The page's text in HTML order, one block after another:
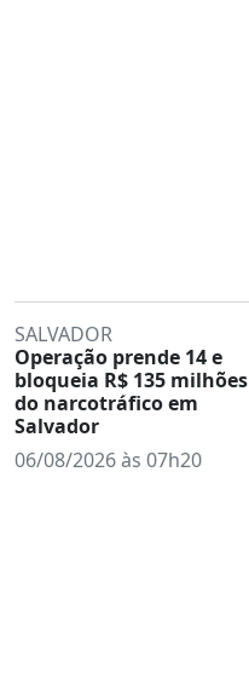
SALVADOR
Operação prende 14 e
bloqueia R$ 135 milhões
do narcotráfico em
Salvador
06/08/2026 às 07h20